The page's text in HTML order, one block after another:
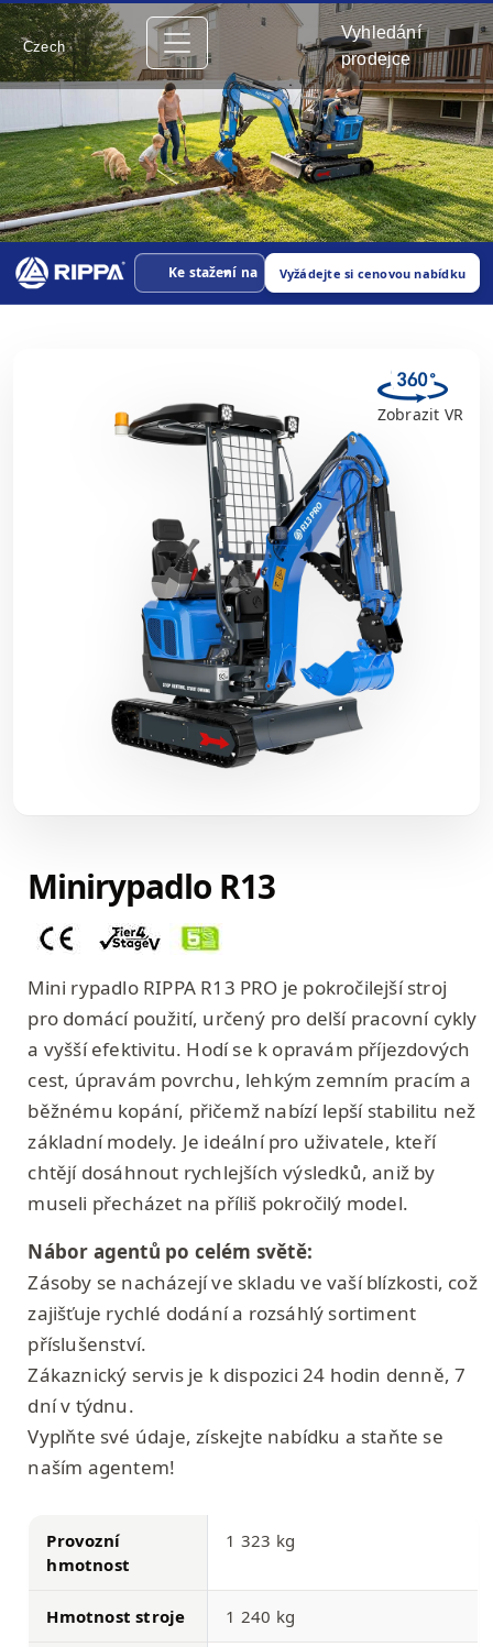
Czech
Vyhledání
prodejce
Ke stažení na Vyžádejte si cenovou nabídku
Zobrazit VR
Minirypadlo R13
Mini rypadlo RIPPA R13 PRO je pokročilejší stroj
pro domácí použití, určený pro delší pracovní cykly
a vyšší efektivitu. Hodí se k opravám příjezdových
cest, úpravám povrchu, lehkým zemním pracím a
běžnému kopání, přičemž nabízí lepší stabilitu než
základní modely. Je ideální pro uživatele, kteří
chtějí dosáhnout rychlejších výsledků, aniž by
museli přecházet na příliš pokročilý model.
Nábor agentů po celém světě:
Zásoby se nacházejí ve skladu ve vaší blízkosti, což
zajišťuje rychlé dodání a rozsáhlý sortiment
příslušenství.
Zákaznický servis je k dispozici 24 hodin denně, 7
dní v týdnu.
Vyplňte své údaje, získejte nabídku a staňte se
naším agentem!
Provozní
hmotnost
1 323 kg
Hmotnost stroje 1 240 kg